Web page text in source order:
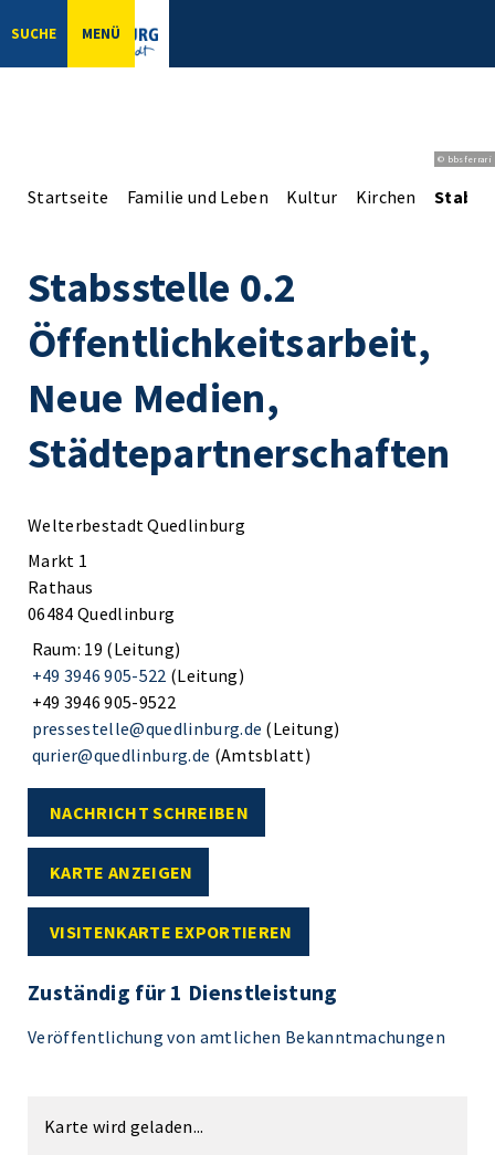
SUCHE MENÜ
© bbsferrari
Startseite Familie und Leben Kultur Kirchen
Stabsstelle 0.2
Öffentlichkeitsarbeit,
Neue Medien,
Städtepartnerschaften
Welterbestadt Quedlinburg
Markt 1
Rathaus
06484 Quedlinburg
Raum: 19 (Leitung)
+49 3946 905-522 (Leitung)
+49 3946 905-9522
pressestelle@quedlinburg.de (Leitung)
qurier@quedlinburg.de (Amtsblatt)
NACHRICHT SCHREIBEN
KARTE ANZEIGEN
VISITENKARTE EXPORTIEREN
Zuständig für 1 Dienstleistung
Veröffentlichung von amtlichen Bekanntmachungen
Karte wird geladen...